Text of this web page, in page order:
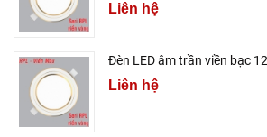
Liên hệ
Đèn LED âm trần viền bạc
Liên hệ